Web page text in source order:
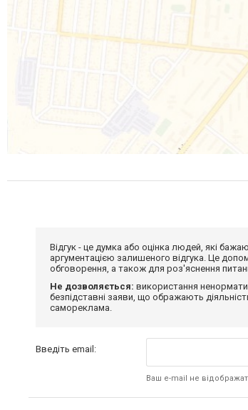
Відгук - це думка або оцінка людей, які
аргументацією залишеного відгука. Це
обговорення, а також для роз'яснення
Не дозволяється: використання
безпідставні заяви, що ображають
самореклама.
Введіть email:
Ваш e-mail не